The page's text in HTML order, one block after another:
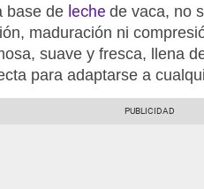
base de leche de vaca, no
maduración ni
suave y fresca, llena
para adaptarse a